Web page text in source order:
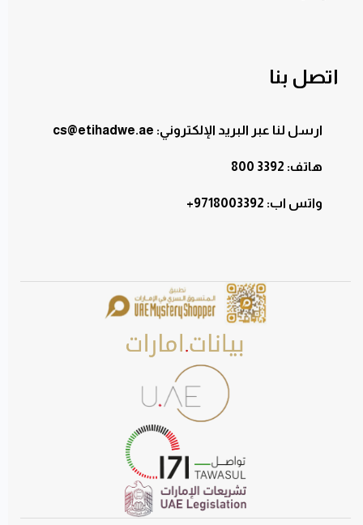
اتصل بنا
ارسل لنا عبر البريد الإلكتروني: cs@etihadwe.ae
هاتف: 3392 800
+9718003392 :واتس اب